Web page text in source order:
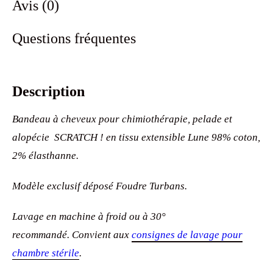
Avis (0)
Questions fréquentes
Description
Bandeau à cheveux pour chimiothérapie, pelade et
alopécie SCRATCH ! en tissu extensible Lune 98% coton,
2% élasthanne.
Modèle exclusif déposé Foudre Turbans.
Lavage en machine à froid ou à 30°
recommandé. Convient aux consignes de lavage pour
chambre stérile.